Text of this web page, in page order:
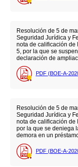
Resolución de 5 de
Seguridad Jurídica y
nota de calificación de
5, por la que se
declaración de
PDF (BOE-A-
Resolución de 5 de
Seguridad Jurídica y
nota de calificación de
por la que se deniega
demora en un
PDF (BOE-A-